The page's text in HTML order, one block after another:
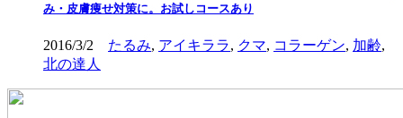
み・皮膚痩せ対策に。お試しコースあり
2016/3/2 たるみ, アイキララ, クマ, コラーゲン, 加齢,
北の達人